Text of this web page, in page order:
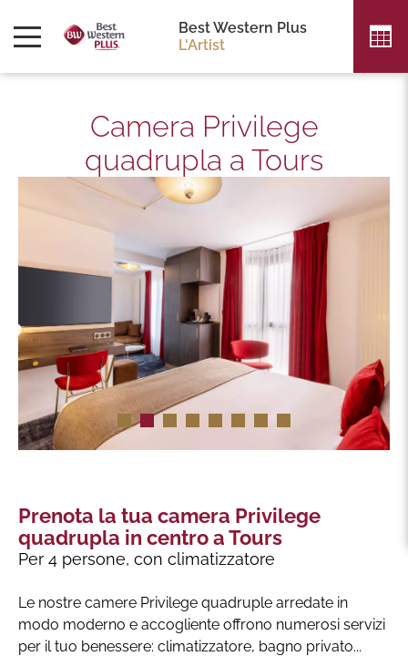
Best Western Plus
L'Artist
Camera Privilege
quadrupla a Tours
Prenota la tua camera Privilege
quadrupla in centro a Tours
Per 4 persone, con climatizzatore
Le nostre camere Privilege quadruple arredate in
modo moderno e accogliente offrono numerosi servizi
per il tuo benessere: climatizzatore, bagno privato...